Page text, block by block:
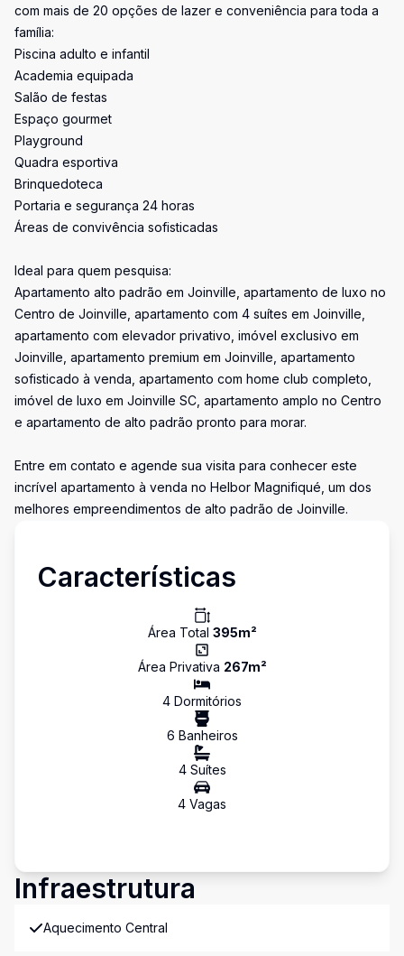
com mais de 20 opções de lazer e conveniência para toda a
família:
Piscina adulto e infantil
Academia equipada
Salão de festas
Espaço gourmet
Playground
Quadra esportiva
Brinquedoteca
Portaria e segurança 24 horas
Áreas de convivência sofisticadas
Ideal para quem pesquisa:
Apartamento alto padrão em Joinville, apartamento de luxo no
Centro de Joinville, apartamento com 4 suítes em Joinville,
apartamento com elevador privativo, imóvel exclusivo em
Joinville, apartamento premium em Joinville, apartamento
sofisticado à venda, apartamento com home club completo,
imóvel de luxo em Joinville SC, apartamento amplo no Centro
e apartamento de alto padrão pronto para morar.
Entre em contato e agende sua visita para conhecer este
incrível apartamento à venda no Helbor Magnifiqué, um dos
melhores empreendimentos de alto padrão de Joinville.
Características
Área Total 395m²
Área Privativa 267m²
4 Dormitórios
6 Banheiros
4Suítes
4 Vagas
Infraestrutura
Aquecimento Central